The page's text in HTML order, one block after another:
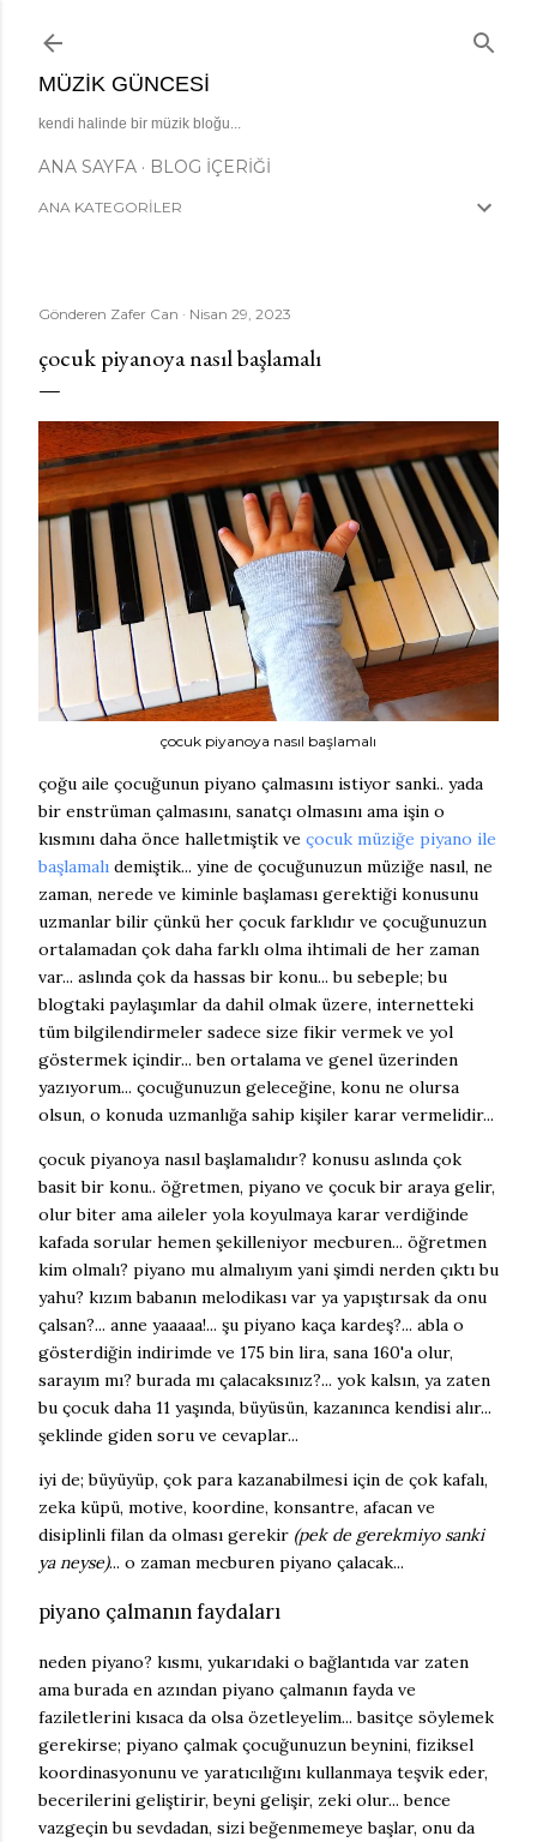
MÜZIK GÜNCESI
kendi halinde bir müzik bloğu...
ANA SAYFA BLOG İÇERIĞI
ANA KATEGORİLER
Gönderen Zafer Can Nisan 29, 2023
çocuk piyanoya nasıl başlamalı
çocuk piyanoya nasıl başlamalı
çoğu aile çocuğunun piyano çalmasını istiyor sanki.. yada
bir enstrüman çalmasını, sanatçı olmasını ama işin o
kısmını daha önce halletmiştik ve çocuk müziğe piyano ile
başlamalı demiştik... yine de çocuğunuzun müziğe nasıl, ne
zaman, nerede ve kiminle başlaması gerektiği konusunu
uzmanlar bilir çünkü her çocuk farklıdır ve çocuğunuzun
ortalamadan çok daha farklı olma ihtimali de her zaman
var... aslında çok da hassas bir konu... bu sebeple; bu
blogtaki paylaşımlar da dahil olmak üzere, internetteki
tüm bilgilendirmeler sadece size fikir vermek ve yol
göstermek içindir... ben ortalama ve genel üzerinden
yazıyorum... çocuğunuzun geleceğine, konu ne olursa
olsun, o konuda uzmanlığa sahip kişiler karar vermelidir...
çocuk piyanoya nasıl başlamalıdır? konusu aslında çok
basit bir konu.. öğretmen, piyano ve çocuk bir araya gelir,
olur biter ama aileler yola koyulmaya karar verdiğinde
kafada sorular hemen şekilleniyor mecburen... öğretmen
kim olmalı? piyano mu almalıyım yani şimdi nerden çıktı bu
yahu? kızım babanın melodikası var ya yapıştırsak da onu
çalsan?... anne yaaaaa!... şu piyano kaça kardeş?... abla o
gösterdiğin indirimde ve 175 bin lira, sana 160'a olur,
sarayım mı? burada mı çalacaksınız?... yok kalsın, ya zaten
bu çocuk daha 11 yaşında, büyüsün, kazanınca kendisi alır...
şeklinde giden soru ve cevaplar...
iyi de; büyüyüp, çok para kazanabilmesi için de çok kafalı,
zeka küpü, motive, koordine, konsantre, afacan ve
disiplinli filan da olması gerekir (pek de gerekmiyo sanki
ya neyse)... o zaman mecburen piyano çalacak...
piyano çalmanın faydaları
neden piyano? kısmı, yukarıdaki o bağlantıda var zaten
ama burada en azından piyano çalmanın fayda ve
faziletlerini kısaca da olsa özetleyelim... basitçe söylemek
gerekirse; piyano çalmak çocuğunuzun beynini, fiziksel
koordinasyonunu ve yaratıcılığını kullanmaya teşvik eder,
becerilerini geliştirir, beyni gelişir, zeki olur... bence
vazgeçin bu sevdadan, sizi beğenmemeye başlar, onu da